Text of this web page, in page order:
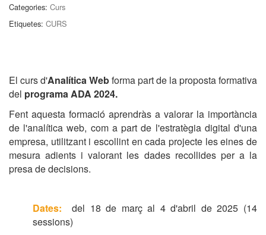
Categories: Curs
Etiquetes: CURS
El curs d'Analítica Webforma part de la proposta formativa
del programa ADA 2024.
Fent aquesta formació aprendràs a valorar la importància
de l'analítica web, com a part de l'estratègia digital d'una
empresa, utilitzant i escollint en cada projecte les eines de
mesura adients i valorant les dades recollides per a la
presa de decisions.
Dates: del 18 de març al 4 d'abril de 2025 (14
sessions)